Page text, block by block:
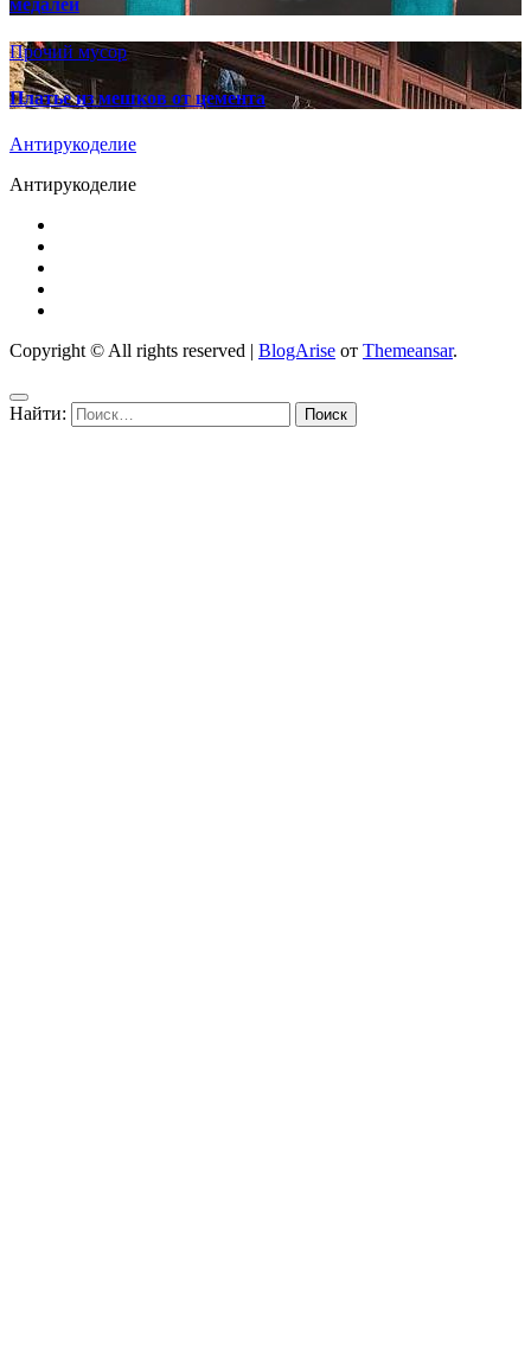
медалей
Прочий мусор
Платье из мешков от цемента
Антирукоделие
Антирукоделие
Copyright © All rights reserved | BlogArise от Themeansar.
Найти: